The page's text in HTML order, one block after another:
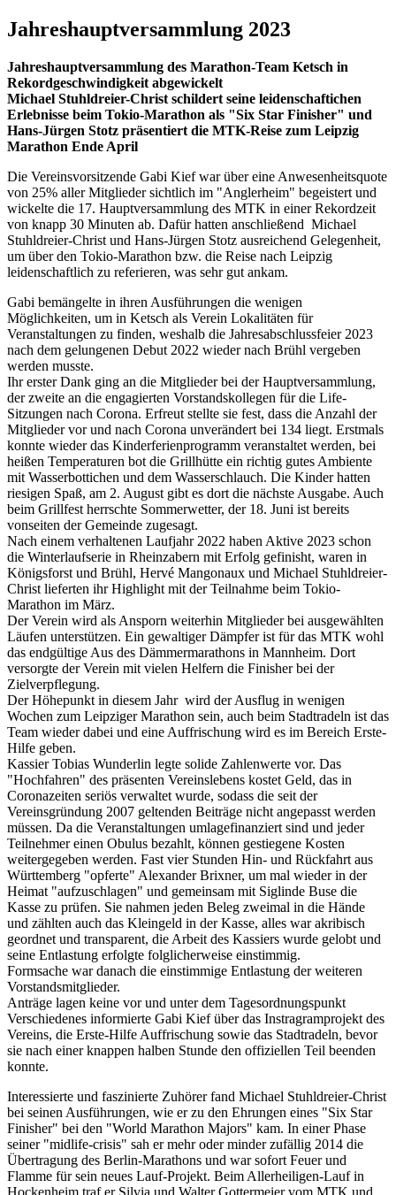
Jahreshauptversammlung 2023
Jahreshauptversammlung des Marathon-Team Ketsch in
Rekordgeschwindigkeit abgewickelt
Michael Stuhldreier-Christ schildert seine leidenschaftichen
Erlebnisse beim Tokio-Marathon als "Six Star Finisher" und
Hans-Jürgen Stotz präsentiert die MTK-Reise zum Leipzig
Marathon Ende April
Die Vereinsvorsitzende Gabi Kief war über eine Anwesenheitsquote
von 25% aller Mitglieder sichtlich im "Anglerheim" begeistert und
wickelte die 17. Hauptversammlung des MTK in einer Rekordzeit
von knapp 30 Minuten ab. Dafür hatten anschließend Michael
Stuhldreier-Christ und Hans-Jürgen Stotz ausreichend Gelegenheit,
um über den Tokio-Marathon bzw. die Reise nach Leipzig
leidenschaftlich zu referieren, was sehr gut ankam.
Gabi bemängelte in ihren Ausführungen die wenigen
Möglichkeiten, um in Ketsch als Verein Lokalitäten für
Veranstaltungen zu finden, weshalb die Jahresabschlussfeier 2023
nach dem gelungenen Debut 2022 wieder nach Brühl vergeben
werden musste.
Ihr erster Dank ging an die Mitglieder bei der Hauptversammlung,
der zweite an die engagierten Vorstandskollegen für die Life-
Sitzungen nach Corona. Erfreut stellte sie fest, dass die Anzahl der
Mitglieder vor und nach Corona unverändert bei 134 liegt. Erstmals
konnte wieder das Kinderferienprogramm veranstaltet werden, bei
heißen Temperaturen bot die Grillhütte ein richtig gutes Ambiente
mit Wasserbottichen und dem Wasserschlauch. Die Kinder hatten
riesigen Spaß, am 2. August gibt es dort die nächste Ausgabe. Auch
beim Grillfest herrschte Sommerwetter, der 18. Juni ist bereits
vonseiten der Gemeinde zugesagt.
Nach einem verhaltenen Laufjahr 2022 haben Aktive 2023 schon
die Winterlaufserie in Rheinzabern mit Erfolg gefinisht, waren in
Königsforst und Brühl, Hervé Mangonaux und Michael Stuhldreier-
Christ lieferten ihr Highlight mit der Teilnahme beim Tokio-
Marathon im März.
Der Verein wird als Ansporn weiterhin Mitglieder bei ausgewählten
Läufen unterstützen. Ein gewaltiger Dämpfer ist für das MTK wohl
das endgültige Aus des Dämmermarathons in Mannheim. Dort
versorgte der Verein mit vielen Helfern die Finisher bei der
Zielverpflegung.
Der Höhepunkt in diesem Jahr wird der Ausflug in wenigen
Wochen zum Leipziger Marathon sein, auch beim Stadtradeln ist das
Team wieder dabei und eine Auffrischung wird es im Bereich Erste-
Hilfe geben.
Kassier Tobias Wunderlin legte solide Zahlenwerte vor. Das
"Hochfahren" des präsenten Vereinslebens kostet Geld, das in
Coronazeiten seriös verwaltet wurde, sodass die seit der
Vereinsgründung 2007 geltenden Beiträge nicht angepasst werden
müssen. Da die Veranstaltungen umlagefinanziert sind und jeder
Teilnehmer einen Obulus bezahlt, können gestiegene Kosten
weitergegeben werden. Fast vier Stunden Hin- und Rückfahrt aus
Württemberg "opferte" Alexander Brixner, um mal wieder in der
Heimat "aufzuschlagen" und gemeinsam mit Siglinde Buse die
Kasse zu prüfen. Sie nahmen jeden Beleg zweimal in die Hände
und zählten auch das Kleingeld in der Kasse, alles war akribisch
geordnet und transparent, die Arbeit des Kassiers wurde gelobt und
seine Entlastung erfolgte folglicherweise einstimmig.
Formsache war danach die einstimmige Entlastung der weiteren
Vorstandsmitglieder.
Anträge lagen keine vor und unter dem Tagesordnungspunkt
Verschiedenes informierte Gabi Kief über das Instragramprojekt des
Vereins, die Erste-Hilfe Auffrischung sowie das Stadtradeln, bevor
sie nach einer knappen halben Stunde den offiziellen Teil beenden
konnte.
Interessierte und faszinierte Zuhörer fand Michael Stuhldreier-Christ
bei seinen Ausführungen, wie er zu den Ehrungen eines "Six Star
Finisher" bei den "World Marathon Majors" kam. In einer Phase
seiner "midlife-crisis" sah er mehr oder minder zufällig 2014 die
Übertragung des Berlin-Marathons und war sofort Feuer und
Flamme für sein neues Lauf-Projekt. Beim Allerheiligen-Lauf in
Hockenheim traf er Silvia und Walter Gottermeier vom MTK und